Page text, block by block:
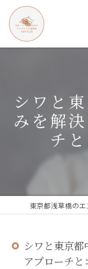
シワと
みを解
チ
シワと東京
アプローチ